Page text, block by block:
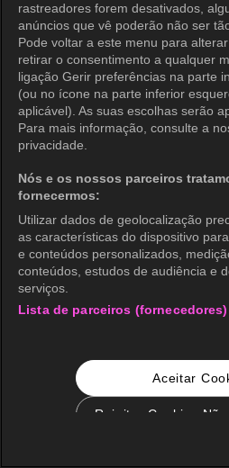
rastreadores forem desativados,
anúncios que vê poderão não ser
Pode voltar a este menu para
retirar o consentimento a qualquer
ligação Gerir preferências na parte
(ou no ícone na parte inferior
aplicável). As suas escolhas serão
Para mais informação, consulte a
privacidade.
Nós e os nossos parceiros
fornecermos:
Utilizar dados de geolocalização
as características do dispositivo
e conteúdos personalizados,
conteúdos, estudos de audiência e
serviços.
Lista de parceiros (fornecedores)
Aceitar
Rejeitar Cookies Não